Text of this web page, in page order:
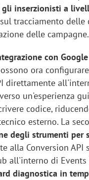
gli inserzionisti a
tracciamento delle
delle campagne.
con Google
ora
direttamente
un'esperienza
codice,
esterno. La
degli strumenti per
alla Conversion API
all'interno di Events
diagnostica in